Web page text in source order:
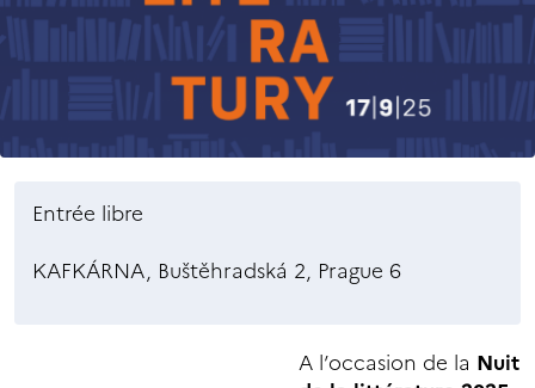
Entrée libre
KAFKÁRNA, Buštěhradská 2, Prague 6
A l’occasion de la Nuit